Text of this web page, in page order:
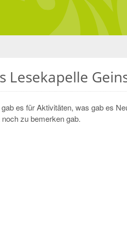
Lesekapelle
es für Aktivitäten, was gab es
zu bemerken gab.